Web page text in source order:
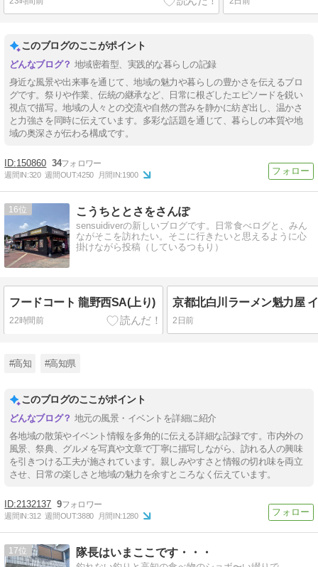
このブログのここがポイント
地域密着型、実践的な暮らしの記録
身近な風景や出来事を通じて、地域の魅力や暮らしの豊かさを伝えるブロ
グです。祭りや作業、伝統の継承など、日常に根ざしたエピソードを鋭い
視点で描写。地域の人々との交流や自然の営みを静かに紡ぎ出し、温かさ
と力強さを同時に伝えています。多彩な話題を通じて、暮らしの本質や地
域の奥深さが伝わる構成です。
150860 34
週間IN:320 週間OUT:4250 月間IN:1900
16 こうちととさをさんぽ
sensuidiverの新しいブログです。日常食べログと、みん
ながそこを訪れたい。そこに行きたいと思えるように心
掛けながら投稿（しているつもり）
フードコート 龍野西SA(上り)
22時間前 2日前
#高知 #高知県
このブログのここがポイント
地元の風景・イベントを詳細に紹介
各地域の散策やイベント情報を多角的に伝える詳細な記録です。市内外の
風景、祭典、グルメを写真や文章で丁寧に描写しながら、訪れる人の興味
を引きつける工夫が施されています。親しみやすさと情報の切れ味を両立
させ、日常の楽しさと地域の魅力を余すところなく伝えています。
2132137 9
週間IN:312 週間OUT:3880 月間IN:1280
17 隊長はいまここです・・・